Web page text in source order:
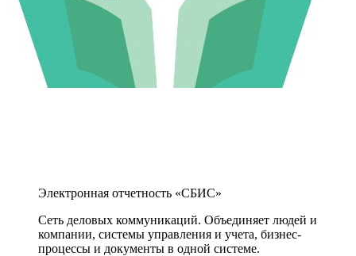
Электронная отчетность «СБИС»
Сеть деловых коммуникаций. Объединяет людей и
компании, системы управления и учета, бизнес-
процессы и документы в одной системе.